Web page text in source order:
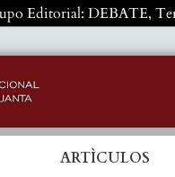
Editorial: DEBATE,